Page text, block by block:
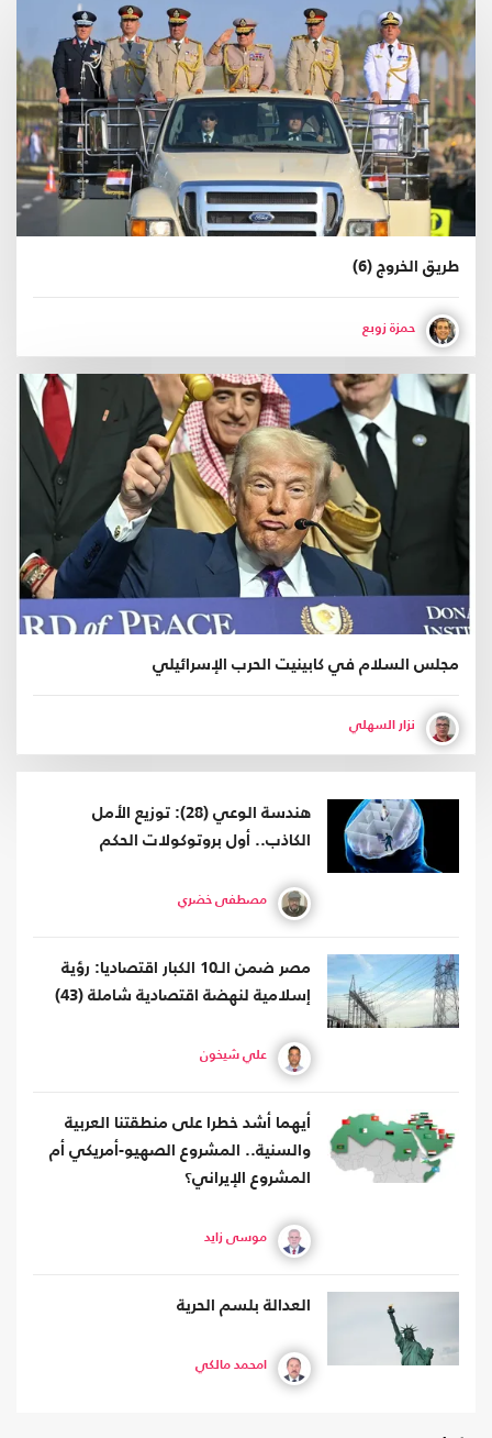
طريق الخروج (6)
حمزة زوبع
مجلس السلام في كابينيت الحرب الإسرائيلي
نزار السهلي
هندسة الوعي (28): توزيع الأمل
الكاذب.. أول بروتوكولات الحكم
مصطفى خضري
مصر ضمن الـ10 الكبار اقتصاديا: رؤية
إسلامية لنهضة اقتصادية شاملة (43)
علي شيخون
أيهما أشد خطرا على منطقتنا العربية
والسنية.. المشروع الصهيو-أمريكي أم
المشروع الإيراني؟
موسى زايد
العدالة بلسم الحرية
امحمد مالكي